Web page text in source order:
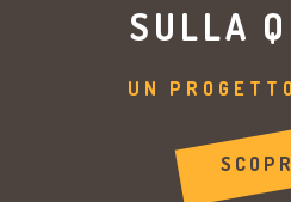
SULLA
UN